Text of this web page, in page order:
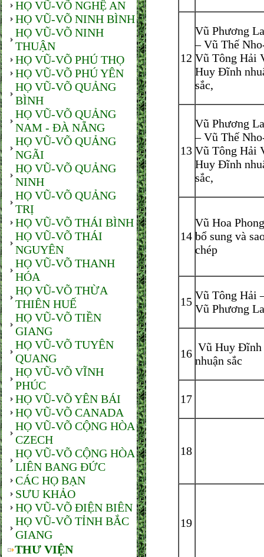
HỌ VŨ-VÕ NGHỆ AN
HỌ VŨ-VÕ NINH BÌNH
HỌ VŨ-VÕ NINH
THUẬN
HỌ VŨ-VÕ PHÚ THỌ
HỌ VŨ-VÕ PHÚ YÊN
HỌ VŨ-VÕ QUẢNG
BÌNH
HỌ VŨ-VÕ QUẢNG
NAM - ĐÀ NẴNG
HỌ VŨ-VÕ QUẢNG
NGÃI
HỌ VŨ-VÕ QUẢNG
NINH
HỌ VŨ-VÕ QUẢNG
TRỊ
HỌ VŨ-VÕ THÁI BÌNH
HỌ VŨ-VÕ THÁI
NGUYÊN
HỌ VŨ-VÕ THANH
HÓA
HỌ VŨ-VÕ THỪA
THIÊN HUẾ
HỌ VŨ-VÕ TIỀN
GIANG
HỌ VŨ-VÕ TUYÊN
QUANG
HỌ VŨ-VÕ VĨNH
PHÚC
HỌ VŨ-VÕ YÊN BÁI
HỌ VŨ-VÕ CANADA
HỌ VŨ-VÕ CỘNG HÒA
CZECH
HỌ VŨ-VÕ CỘNG HÒA
LIÊN BANG ĐỨC
CÁC HỌ BẠN
SƯU KHẢO
HỌ VŨ-VÕ ĐIỆN BIÊN
HỌ VŨ-VÕ TỈNH BẮC
GIANG
THƯ VIỆN
12
Vũ Phương
– Vũ Thế
Vũ Tông Hải
Huy Đĩnh
sắc,
13
Vũ Phương
– Vũ Thế
Vũ Tông Hải
Huy Đĩnh
sắc,
14
Vũ Hoa
bổ sung và
chép
15 Vũ Tông Hải
Vũ Phương
16 Vũ Huy Đĩnh
nhuận sắc
17
18
19